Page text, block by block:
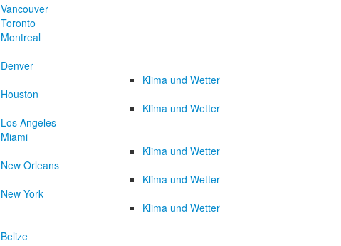
Vancouver
Toronto
Montreal
Denver
Klima und Wetter
Houston
Klima und Wetter
Los Angeles
Miami
Klima und Wetter
New Orleans
Klima und Wetter
New York
Klima und Wetter
Belize